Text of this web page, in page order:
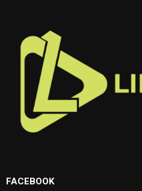
FACEBOOK